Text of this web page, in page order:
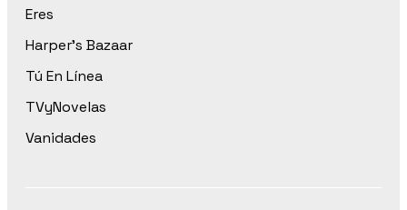
Eres
Harper’s Bazaar
Tú En Línea
TVyNovelas
Vanidades